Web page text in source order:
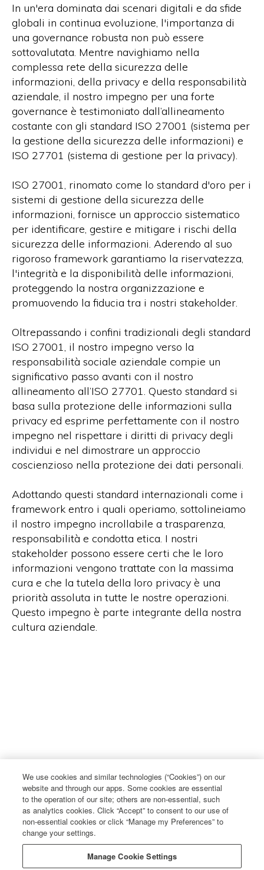
In un'era dominata dai scenari digitali e da sfide
globali in continua evoluzione, l'importanza di
una governance robusta non può essere
sottovalutata. Mentre navighiamo nella
complessa rete della sicurezza delle
informazioni, della privacy e della responsabilità
aziendale, il nostro impegno per una forte
governance è testimoniato dall’allineamento
costante con gli standard ISO 27001 (sistema per
la gestione della sicurezza delle informazioni) e
ISO 27701 (sistema di gestione per la privacy).
ISO 27001, rinomato come lo standard d'oro per i
sistemi di gestione della sicurezza delle
informazioni, fornisce un approccio sistematico
per identificare, gestire e mitigare i rischi della
sicurezza delle informazioni. Aderendo al suo
rigoroso framework garantiamo la riservatezza,
l'integrità e la disponibilità delle informazioni,
proteggendo la nostra organizzazione e
promuovendo la fiducia tra i nostri stakeholder.
Oltrepassando i confini tradizionali degli standard
ISO 27001, il nostro impegno verso la
responsabilità sociale aziendale compie un
significativo passo avanti con il nostro
allineamento all’ISO 27701. Questo standard si
basa sulla protezione delle informazioni sulla
privacy ed esprime perfettamente con il nostro
impegno nel rispettare i diritti di privacy degli
individui e nel dimostrare un approccio
coscienzioso nella protezione dei dati personali.
Adottando questi standard internazionali come i
framework entro i quali operiamo, sottolineiamo
il nostro impegno incrollabile a trasparenza,
responsabilità e condotta etica. I nostri
stakeholder possono essere certi che le loro
informazioni vengono trattate con la massima
cura e che la tutela della loro privacy è una
priorità assoluta in tutte le nostre operazioni.
Questo impegno è parte integrante della nostra
cultura aziendale.
We use cookies and similar technologies (“Cookies”) on our
website and through our apps. Some cookies are essential
to the operation of our site; others are non-essential, such
as analytics cookies. Click “Accept” to consent to our use of
non-essential cookies or click “Manage my Preferences” to
change your settings.
Manage Cookie Settings